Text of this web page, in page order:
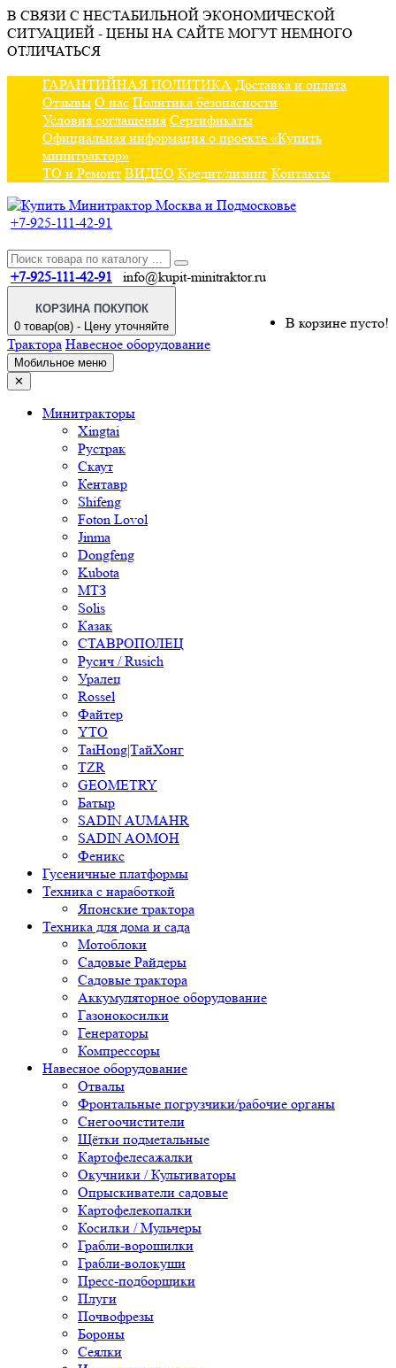
В СВЯЗИ С НЕСТАБИЛЬНОЙ ЭКОНОМИЧЕСКОЙ
СИТУАЦИЕЙ - ЦЕНЫ НА САЙТЕ МОГУТ НЕМНОГО
ОТЛИЧАТЬСЯ
ГАРАНТИЙНАЯ ПОЛИТИКА Доставка и оплата
Отзывы О нас Политика безопасности
Условия соглашения Сертификаты
Официальная информация о проекте «Купить
минитрактор»
ТО и Ремонт ВИДЕО Кредит/лизинг Контакты
+7-925-111-42-91
+7-925-111-42-91 info@kupit-minitraktor.ru
КОРЗИНА ПОКУПОК
0 товар(ов) - Цену уточняйте
В корзине пусто!
Трактора Навесное оборудование
Мобильное меню
✕
Минитракторы
Xingtai
Рустрак
Скаут
Кентавр
Shifeng
Foton Lovol
Jinma
Dongfeng
Kubota
МТЗ
Solis
Казак
СТАВРОПОЛЕЦ
Русич / Rusich
Уралец
Rossel
Файтер
YTO
TaiHong|ТайХонг
TZR
GEOMETRY
Батыр
SADIN AUMAHR
SADIN AOMOH
Феникс
Гусеничные платформы
Техника с наработкой
Японские трактора
Техника для дома и сада
Мотоблоки
Садовые Райдеры
Садовые трактора
Аккумуляторное оборудование
Газонокосилки
Генераторы
Компрессоры
Навесное оборудование
Отвалы
Фронтальные погрузчики/рабочие органы
Снегоочистители
Щётки подметальные
Картофелесажалки
Окучники / Культиваторы
Опрыскиватели садовые
Картофелекопалки
Косилки / Мульчеры
Грабли-ворошилки
Грабли-волокуши
Пресс-подборщики
Плуги
Почвофрезы
Бороны
Сеялки